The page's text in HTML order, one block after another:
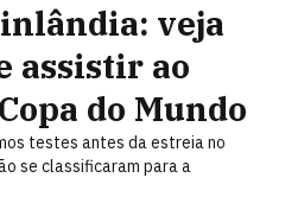
veja
assistir ao
do Mundo
testes antes da estreia no
se classificaram para a